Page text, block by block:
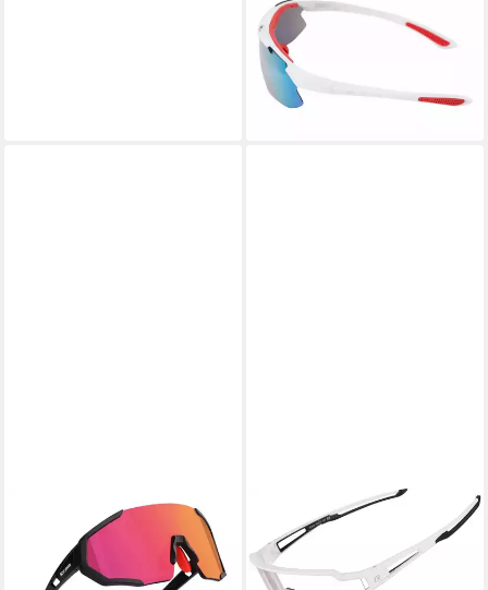
UV400 Schutz, Fahrradbrille,
Polarisierte Gläser
27,99 €
lieferbar - in 2-3 Werktagen bei dir